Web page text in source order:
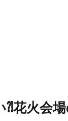
⁈花火会